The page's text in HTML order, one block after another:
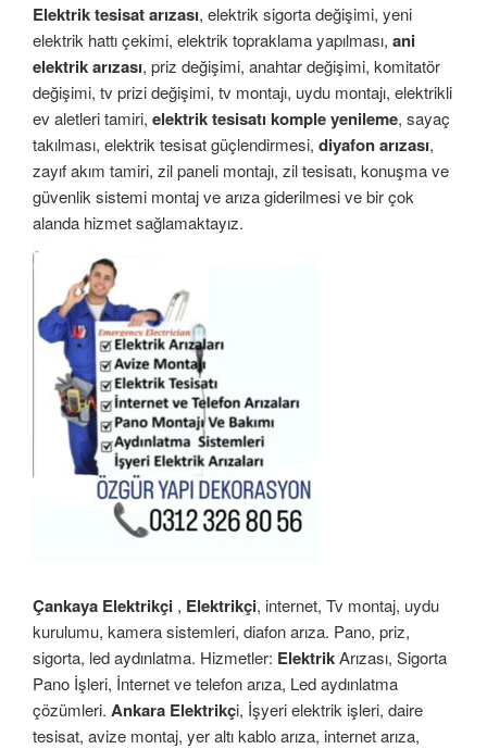
Elektrik tesisat arızası, elektrik sigorta değişimi, yeni
elektrik hattı çekimi, elektrik topraklama yapılması, ani
elektrik arızası, priz değişimi, anahtar değişimi, komitatör
değişimi, tv prizi değişimi, tv montajı, uydu montajı, elektrikli
ev aletleri tamiri, elektrik tesisatı komple yenileme, sayaç
takılması, elektrik tesisat güçlendirmesi, diyafon arızası,
zayıf akım tamiri, zil paneli montajı, zil tesisatı, konuşma ve
güvenlik sistemi montaj ve arıza giderilmesi ve bir çok
alanda hizmet sağlamaktayız.
Çankaya Elektrikçi , Elektrikçi, internet, Tv montaj, uydu
kurulumu, kamera sistemleri, diafon arıza. Pano, priz,
sigorta, led aydınlatma. Hizmetler: ElektrikArızası, Sigorta
Pano İşleri, İnternet ve telefon arıza, Led aydınlatma
çözümleri. Ankara Elektrikçi, İşyeri elektrik işleri, daire
tesisat, avize montaj, yer altı kablo arıza, internet arıza,